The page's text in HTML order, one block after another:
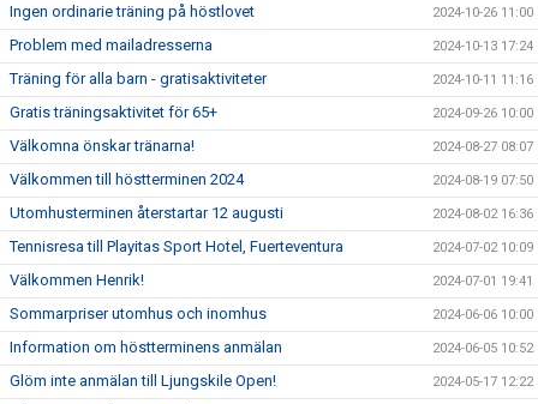
Ingen ordinarie träning på höstlovet 2024-10-26 11:00
Problem med mailadresserna 2024-10-13 17:24
Träning för alla barn - gratisaktiviteter 2024-10-11 11:16
Gratis träningsaktivitet för 65+ 2024-09-26 10:00
Välkomna önskar tränarna! 2024-08-27 08:07
Välkommen till höstterminen 2024 2024-08-19 07:50
Utomhusterminen återstartar 12 augusti 2024-08-02 16:36
Tennisresa till Playitas Sport Hotel, Fuerteventura 2024-07-02 10:09
Välkommen Henrik! 2024-07-01 19:41
Sommarpriser utomhus och inomhus 2024-06-06 10:00
Information om höstterminens anmälan 2024-06-05 10:52
Glöm inte anmälan till Ljungskile Open! 2024-05-17 12:22